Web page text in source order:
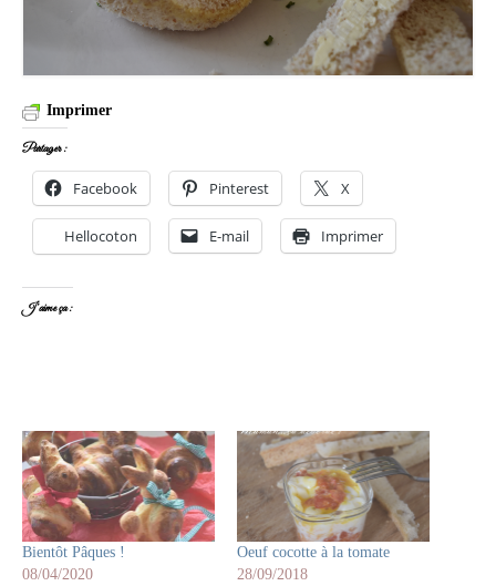
Imprimer
Partager :
Facebook Pinterest X
Hellocoton E-mail Imprimer
J’aime ça :
Bientôt Pâques !
08/04/2020
Oeuf cocotte à la tomate
28/09/2018